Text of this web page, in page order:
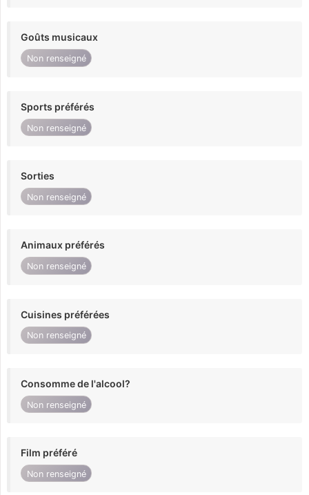
Goûts musicaux
Non renseigné
Sports préférés
Non renseigné
Sorties
Non renseigné
Animaux préférés
Non renseigné
Cuisines préférées
Non renseigné
Consomme de l'alcool?
Non renseigné
Film préféré
Non renseigné